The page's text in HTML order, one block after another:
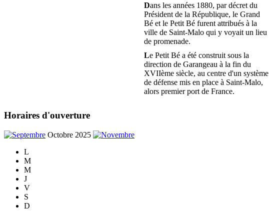
Dans les années 1880, par décret du
Président de la République, le Grand
Bé et le Petit Bé furent attribués à la
ville de Saint-Malo qui y voyait un lieu
de promenade.
Le Petit Bé a été construit sous la
direction de Garangeau à la fin du
XVIIème siècle, au centre d'un système
de défense mis en place à Saint-Malo,
alors premier port de France.
Horaires d'ouverture
Octobre 2025
L
M
M
J
V
S
D